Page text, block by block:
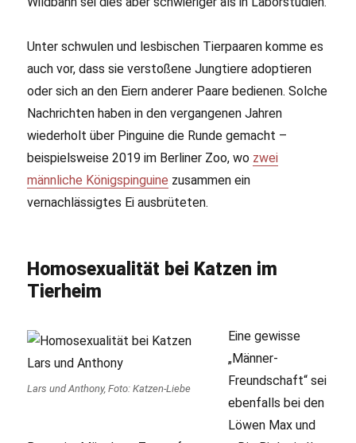
Unter schwulen und lesbischen Tierpaaren komme es
auch vor, dass sie verstoßene Jungtiere adoptieren
oder sich an den Eiern anderer Paare bedienen. Solche
Nachrichten haben in den vergangenen Jahren
wiederholt über Pinguine die Runde gemacht –
beispielsweise 2019 im Berliner Zoo, wo zwei
männliche Königspinguine zusammen ein
vernachlässigtes Ei ausbrüteten.
Homosexualität bei Katzen im
Tierheim
Lars und Anthony, Foto: Katzen-Liebe
Eine gewisse
„Männer-
Freundschaft“ sei
ebenfalls bei den
Löwen Max und